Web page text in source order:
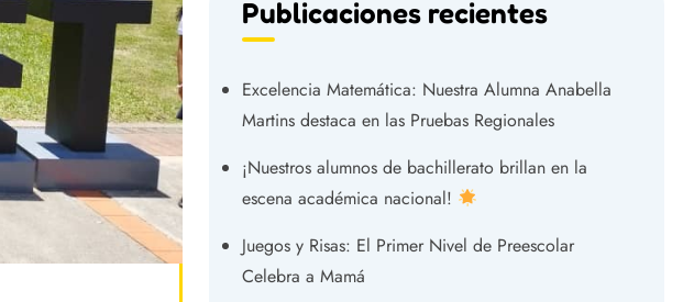
Publicaciones recientes
Excelencia Matemática: Nuestra Alumna Anabella
Martins destaca en las Pruebas Regionales
¡Nuestros alumnos de bachillerato brillan en la
escena académica nacional!
Juegos y Risas: El Primer Nivel de Preescolar
Celebra a Mamá